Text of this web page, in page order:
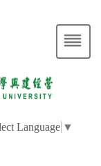
Language ▼